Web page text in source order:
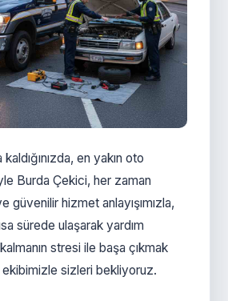
en yakın oto
Burda Çekici, her zaman
güvenilir hizmet anlayışımızla,
sürede ulaşarak yardım
stresi ile başa çıkmak
sizleri bekliyoruz.